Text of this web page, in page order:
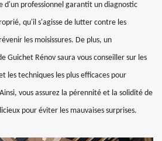
d'un professionnel garantit un diagnostic
qu'il s'agisse de lutter contre les
les moisissures. De plus, un
Guichet Rénov saura vous conseiller sur les
les techniques les plus efficaces pour
vous assurez la pérennité et la solidité de
pour éviter les mauvaises surprises.